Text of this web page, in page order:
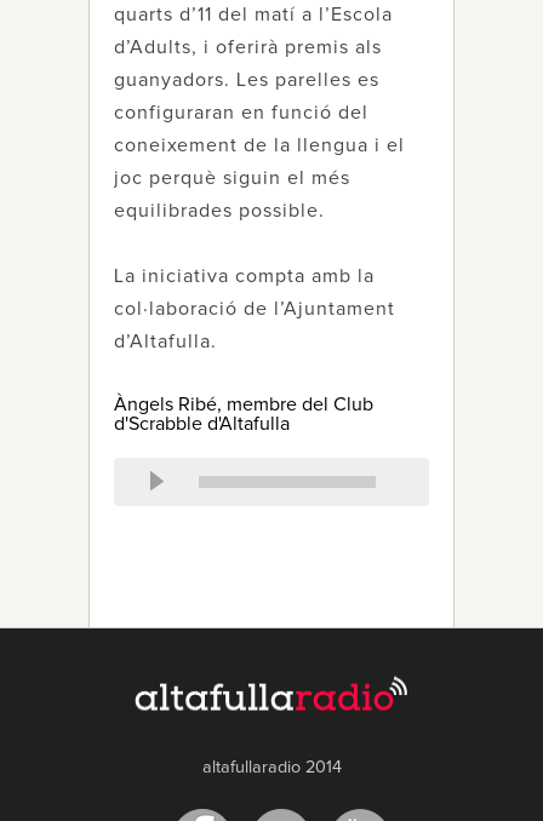
quarts d’11 del matí a l’Escola
d’Adults, i oferirà premis als
guanyadors. Les parelles es
configuraran en funció del
coneixement de la llengua i el
joc perquè siguin el més
equilibrades possible.
La iniciativa compta amb la
col·laboració de l’Ajuntament
d’Altafulla.
Àngels Ribé, membre del Club
d'Scrabble d'Altafulla
altafullaradio 2014